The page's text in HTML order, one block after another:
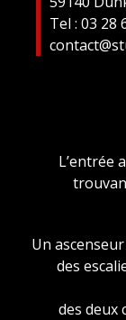
Tel : 03 28
L’entrée
Un
des
des deux